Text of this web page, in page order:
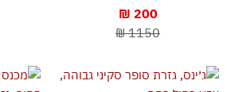
200 ₪
1150 ₪